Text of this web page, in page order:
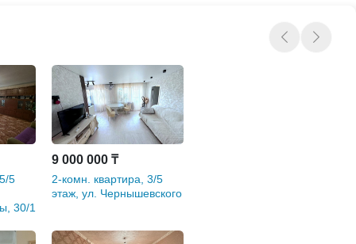
5
30/1
9 000 000 ₸
2-комн. квартира, 3/5
этаж, ул. Чернышевского